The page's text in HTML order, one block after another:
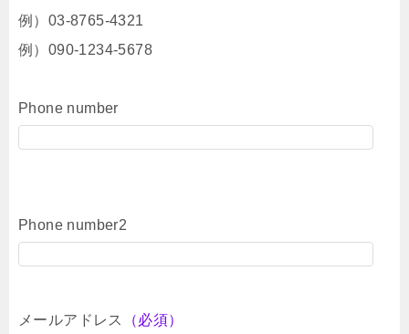
例）03-8765-4321
例）090-1234-5678
Phone number
Phone number2
メールアドレス
（必須）